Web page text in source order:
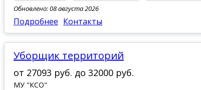
Обновлено: 08 августа 2026
Подробнее Контакты
Уборщик территорий
от 27093 руб. до 32000 руб.
МУ "КСО"